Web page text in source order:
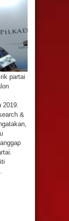
partai
2019.
&